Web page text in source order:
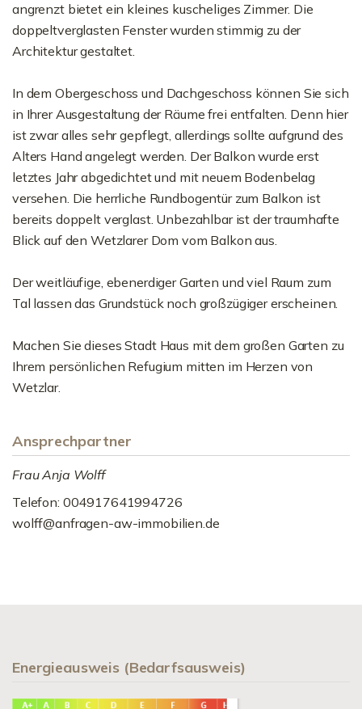
angrenzt bietet ein kleines kuscheliges Zimmer. Die
doppeltverglasten Fenster wurden stimmig zu der
Architektur gestaltet.
In dem Obergeschoss und Dachgeschoss können Sie sich
in Ihrer Ausgestaltung der Räume frei entfalten. Denn hier
ist zwar alles sehr gepflegt, allerdings sollte aufgrund des
Alters Hand angelegt werden. Der Balkon wurde erst
letztes Jahr abgedichtet und mit neuem Bodenbelag
versehen. Die herrliche Rundbogentür zum Balkon ist
bereits doppelt verglast. Unbezahlbar ist der traumhafte
Blick auf den Wetzlarer Dom vom Balkon aus.
Der weitläufige, ebenerdiger Garten und viel Raum zum
Tal lassen das Grundstück noch großzügiger erscheinen.
Machen Sie dieses Stadt Haus mit dem großen Garten zu
Ihrem persönlichen Refugium mitten im Herzen von
Wetzlar.
Ansprechpartner
Frau Anja Wolff
Telefon: 004917641994726
wolff@anfragen-aw-immobilien.de
Energieausweis (Bedarfsausweis)